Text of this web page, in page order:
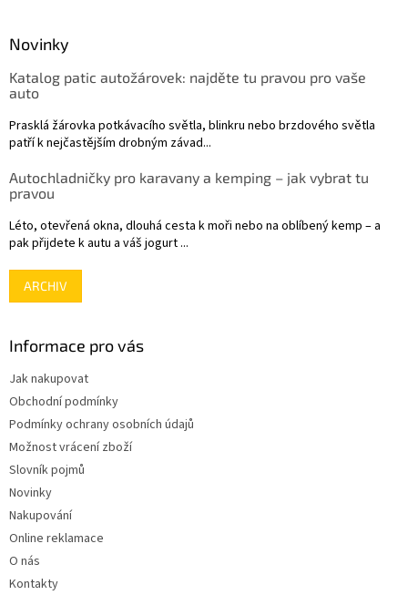
Novinky
Katalog patic autožárovek: najděte tu pravou pro vaše
auto
Prasklá žárovka potkávacího světla, blinkru nebo brzdového světla
patří k nejčastějším drobným závad...
Autochladničky pro karavany a kemping – jak vybrat tu
pravou
Léto, otevřená okna, dlouhá cesta k moři nebo na oblíbený kemp – a
pak přijdete k autu a váš jogurt ...
ARCHIV
Informace pro vás
Jak nakupovat
Obchodní podmínky
Podmínky ochrany osobních údajů
Možnost vrácení zboží
Slovník pojmů
Novinky
Nakupování
Online reklamace
O nás
Kontakty